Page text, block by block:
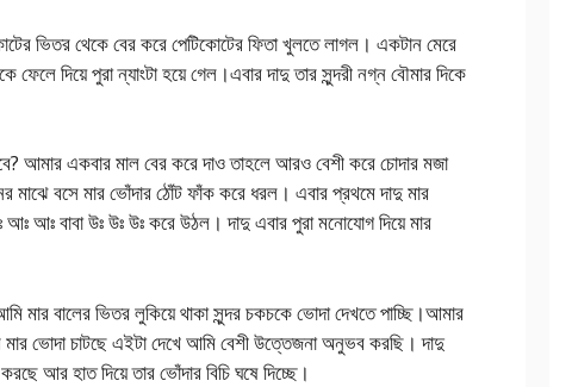
ভিতর থেকে বের করে পেটিকোটের ফিতা খুলতে লাগল। একটান মেরে
দিয়ে পুরা ন্যাংটা হয়ে গেল।এবার দাদু তার সুন্দরী নগ্ন বৌমার দিকে
আমার একবার মাল বের করে দাও তাহলে আরও বেশী করে চোদার মজা
মাঝে বসে মার ভোঁদার ঠোঁট ফাঁক করে ধরল। এবার প্রথমে দাদু মার
আঃ আঃ বাবা উঃ উঃ উঃ করে উঠল। দাদু এবার পুরা মনোযোগ দিয়ে মার
মার বালের ভিতর লুকিয়ে থাকা সুন্দর চকচকে ভোদা দেখতে পাচ্ছি।আমার
ভোদা চাটছে এইটা দেখে আমি বেশী উত্তেজনা অনুভব করছি। দাদু
আর হাত দিয়ে তার ভোঁদার বিচি ঘষে দিচ্ছে।